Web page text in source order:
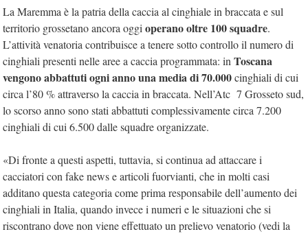
La Maremma è la patria della caccia al cinghiale in braccata e sul
territorio grossetano ancora oggioperano oltre 100 squadre.
L’attività venatoria contribuisce a tenere sotto controllo il numero di
cinghiali presenti nelle aree a caccia programmata: inToscana
vengono abbattuti ogni anno una media di 70.000cinghiali di cui
circa l’80 % attraverso la caccia in braccata. Nell’Atc 7 Grosseto sud,
lo scorso anno sono stati abbattuti complessivamente circa 7.200
cinghiali di cui 6.500 dalle squadre organizzate.
«Di fronte a questi aspetti, tuttavia, si continua ad attaccare i
cacciatori con fake news e articoli fuorvianti, che in molti casi
additano questa categoria come prima responsabile dell’aumento dei
cinghiali in Italia, quando invece i numeri e le situazioni che si
riscontrano dove non viene effettuato un prelievo venatorio (vedi la